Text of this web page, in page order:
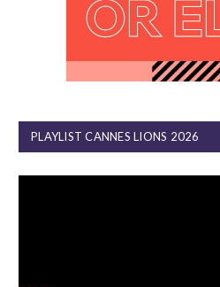
PLAYLIST CANNES LIONS 2026